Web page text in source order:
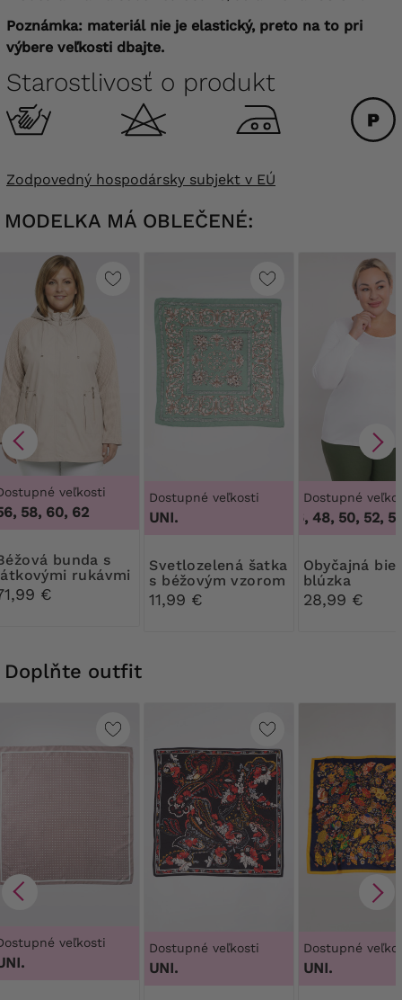
Poznámka: materiál nie je elastický, preto na to pri
výbere veľkosti dbajte.
Starostlivosť o produkt
Zodpovedný hospodársky subjekt v EÚ
MODELKA MÁ OBLEČENÉ:
veľkosti
58, 60, 62
s
rukávmi
€
Dostupné veľkosti
UNI.
Svetlozelená šatka
s béžovým vzorom
11,99 €
Dostupné
44, 46, 48, 50, 52,
Obyčajná biela
blúzka
28,99 €
Doplňte outfit
veľkosti Dostupné veľkosti
UNI.
Dostupné
UNI.